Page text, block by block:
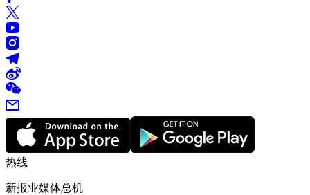
热线
新报业媒体总机